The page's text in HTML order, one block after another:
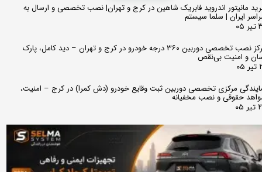
مانیتور اندروید فابریک شاهین در کرج و تهران| نصب تخصصی و ارسال به
ایران | سلما سیستم
مرکز نصب تخصصی دوربین ۳۶۰ درجه خودرو در کرج و تهران – دید کامل، پارک
و امنیت بی‌نقص
مرکزی تخصصی دوربین ثبت وقایع خودرو (دش کمرا) در کرج – امنیت،
حقوقی و نصب مخفیانه